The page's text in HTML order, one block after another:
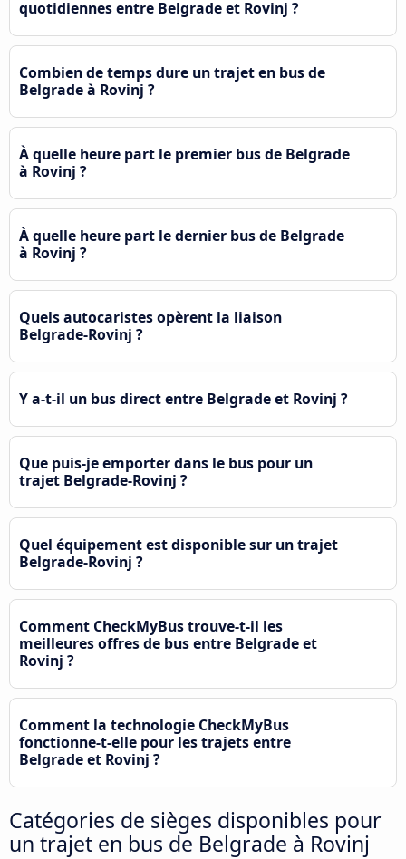
quotidiennes entre Belgrade et Rovinj ?
Combien de temps dure un trajet en bus de
Belgrade à Rovinj ?
À quelle heure part le premier bus de Belgrade
à Rovinj ?
À quelle heure part le dernier bus de Belgrade
à Rovinj ?
Quels autocaristes opèrent la liaison
Belgrade-Rovinj ?
Y a-t-il un bus direct entre Belgrade et Rovinj ?
Que puis-je emporter dans le bus pour un
trajet Belgrade-Rovinj ?
Quel équipement est disponible sur un trajet
Belgrade-Rovinj ?
Comment CheckMyBus trouve-t-il les
meilleures offres de bus entre Belgrade et
Rovinj ?
Comment la technologie CheckMyBus
fonctionne-t-elle pour les trajets entre
Belgrade et Rovinj ?
Catégories de sièges disponibles pour
un trajet en bus de Belgrade à Rovinj